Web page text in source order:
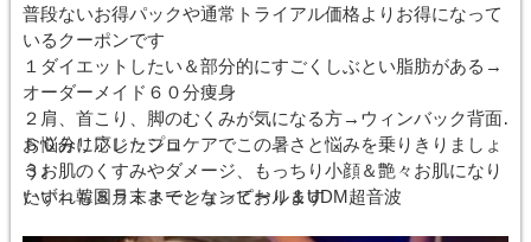
普段ないお得パックや通常トライアル価格よりお得になって
いるクーポンです
１ダイエットしたい＆部分的にすごくしぶとい脂肪がある→
オーダーメイド６０分痩身
２肩、首こり、脚のむくみが気になる方→ウィンバック背面
６０分リフレッシュ
３お肌のくすみやダメージ、もっちり小顔＆艶々お肌になり
たい→韓国ラミネーションピール＆UDM超音波
お悩みに応じたプロケアでこの暑さと悩みを乗りきりましょ
う♪
いずれも８月末までとなっております